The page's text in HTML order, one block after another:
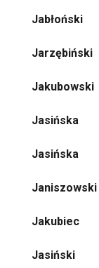
Jabłoński
Jarzębiński
Jakubowski
Jasińska
Jasińska
Janiszowski
Jakubiec
Jasiński